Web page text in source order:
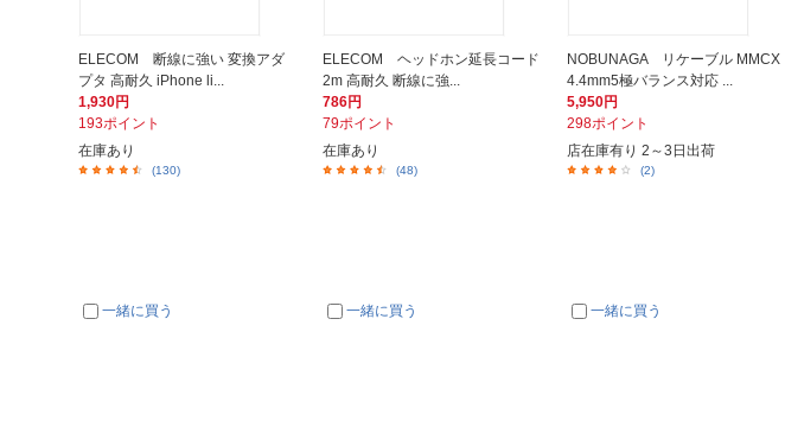
ELECOM 断線に強い 変換アダ
プタ 高耐久 iPhone li...
1,930円
193ポイント
在庫あり
(130)
一緒に買う
ELECOM ヘッドホン延長コード
2m 高耐久 断線に強...
786円
79ポイント
在庫あり
(48)
一緒に買う
NOBUNAGA リケーブル MMCX
4.4mm5極バランス対応 ...
5,950円
298ポイント
店在庫有り 2～3日出荷
(2)
一緒に買う